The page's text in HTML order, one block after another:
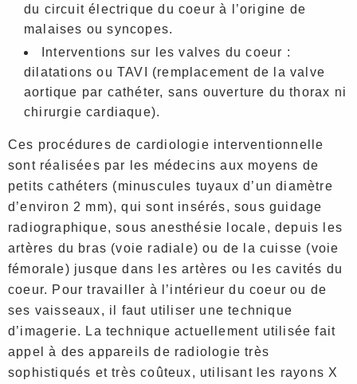
du circuit électrique du coeur à l’origine de
malaises ou syncopes.
Interventions sur les valves du coeur :
dilatations ou TAVI (remplacement de la valve
aortique par cathéter, sans ouverture du thorax ni
chirurgie cardiaque).
Ces procédures de cardiologie interventionnelle
sont réalisées par les médecins aux moyens de
petits cathéters (minuscules tuyaux d’un diamètre
d’environ 2 mm), qui sont insérés, sous guidage
radiographique, sous anesthésie locale, depuis les
artères du bras (voie radiale) ou de la cuisse (voie
fémorale) jusque dans les artères ou les cavités du
coeur. Pour travailler à l’intérieur du coeur ou de
ses vaisseaux, il faut utiliser une technique
d’imagerie. La technique actuellement utilisée fait
appel à des appareils de radiologie très
sophistiqués et très coûteux, utilisant les rayons X